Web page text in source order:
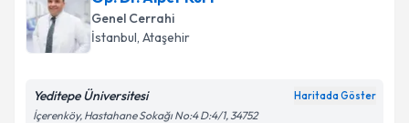
Takvim Talebini Gönder
talebi oluşturun. Size bu uzmandan randevu almanız
için bir takvim hazırlandığında e-posta ile
bilgilendireceğiz.
E-posta Adresiniz
Genel Cerrahi
İstanbul, Ataşehir
Yeditepe Üniversitesi Haritada Göster
İçerenköy, Hastahane Sokağı No:4 D:4/1, 34752